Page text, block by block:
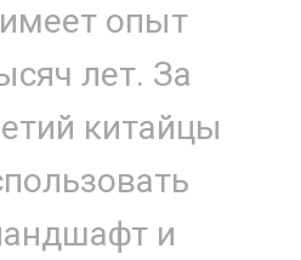
опыт
лет. За
китайцы
и